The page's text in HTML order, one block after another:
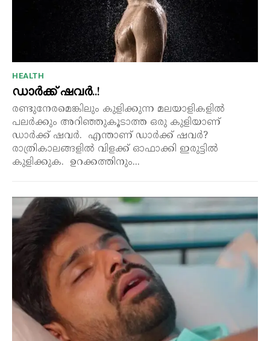
HEALTH
ഡാർക്ക് ഷവർ..!
രണ്ടുനേരമെങ്കിലും കുളിക്കുന്ന മലയാളികളിൽ
പലർക്കും അറിഞ്ഞുകൂടാത്ത ഒരു കുളിയാണ്
ഡാർക്ക് ഷവർ. എന്താണ് ഡാർക്ക് ഷവർ?
രാത്രികാലങ്ങളിൽ വിളക്ക് ഓഫാക്കി ഇരുട്ടിൽ
കുളിക്കുക. ഉറക്കത്തിനും...